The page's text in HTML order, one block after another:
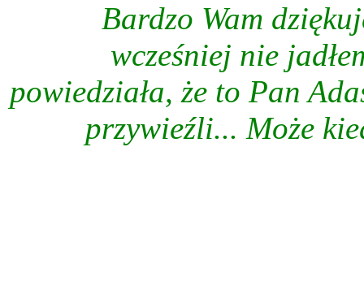
Bardzo Wam
wcześniej nie
powiedziała, że to Pan
przywieźli... Może